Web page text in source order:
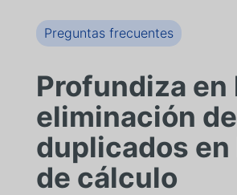
Preguntas frecuentes
Profundiza en
eliminación de
duplicados en
de cálculo